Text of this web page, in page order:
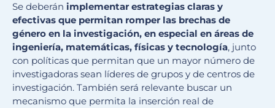
Se deberán implementar estrategias claras y
efectivas que permitan romper las brechas de
género en la investigación, en especial en áreas de
ingeniería, matemáticas, físicas y tecnología, junto
con políticas que permitan que un mayor número de
investigadoras sean líderes de grupos y de centros de
investigación. También será relevante buscar un
mecanismo que permita la inserción real de